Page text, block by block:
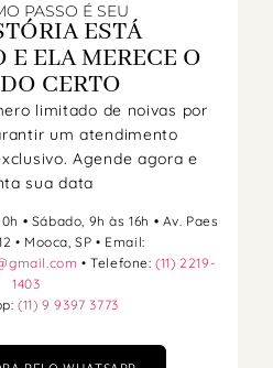
PASSO É SEU
ESTÁ
ELA MERECE O
CERTO
limitado de noivas por
um atendimento
Agende agora e
sua data
• Sábado, 9h às 16h • Av. Paes
• Mooca, SP • Email:
• Telefone:(11) 2219-
1403
(11) 9 9397 3773